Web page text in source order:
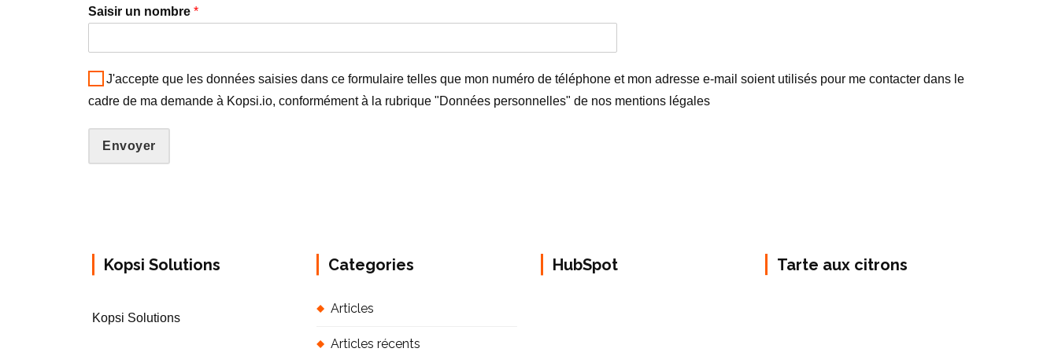
Saisir un nombre *
J'accepte que les données saisies dans ce formulaire telles que mon numéro de téléphone et mon adresse e-mail soient utilisés pour me contacter dans le
cadre de ma demande à Kopsi.io, conformément à la rubrique "Données personnelles" de nos mentions légales
Envoyer
Kopsi Solutions
Kopsi Solutions
Categories
Articles
Articles récents
HubSpot Tarte aux citrons